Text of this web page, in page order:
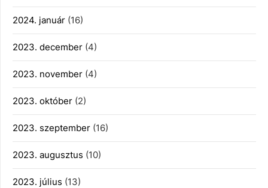
2024. január (16)
2023. december (4)
2023. november (4)
2023. október (2)
2023. szeptember (16)
2023. augusztus (10)
2023. július (13)